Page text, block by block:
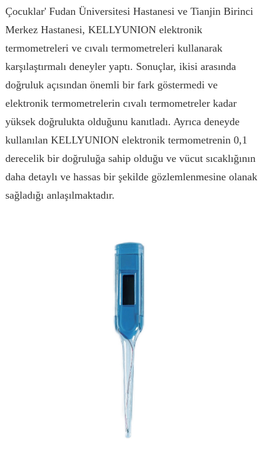
Çocuklar' Fudan Üniversitesi Hastanesi ve Tianjin Birinci
Merkez Hastanesi, KELLYUNION elektronik
termometreleri ve cıvalı termometreleri kullanarak
karşılaştırmalı deneyler yaptı. Sonuçlar, ikisi arasında
doğruluk açısından önemli bir fark göstermedi ve
elektronik termometrelerin cıvalı termometreler kadar
yüksek doğrulukta olduğunu kanıtladı. Ayrıca deneyde
kullanılan KELLYUNION elektronik termometrenin 0,1
derecelik bir doğruluğa sahip olduğu ve vücut sıcaklığının
daha detaylı ve hassas bir şekilde gözlemlenmesine olanak
sağladığı anlaşılmaktadır.